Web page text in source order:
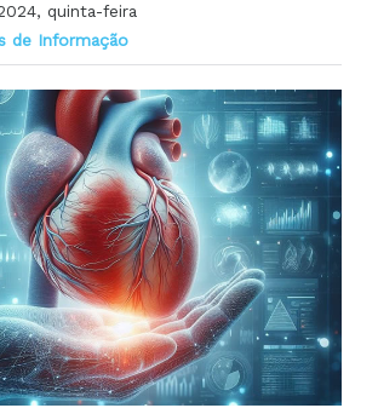
quinta-feira
de Informação